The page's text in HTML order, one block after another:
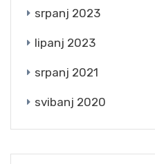
srpanj 2023
lipanj 2023
srpanj 2021
svibanj 2020